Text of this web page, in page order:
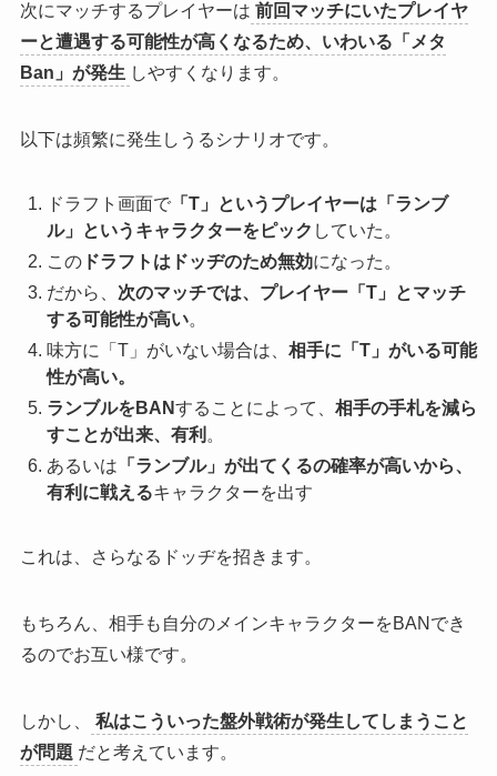
次にマッチするプレイヤーは 前回マッチにいたプレイヤ
ーと遭遇する可能性が高くなるため、いわいる「メタ
Ban」が発生 しやすくなります。
以下は頻繁に発生しうるシナリオです。
ドラフト画面で「T」というプレイヤーは「ランブ
ル」というキャラクターをピック していた。
このドラフトはドッヂのため無効になった。
だから、 次のマッチでは、プレイヤー「T」とマッチ
する可能性が高い。
味方に「T」がいない場合は、 相手に「T」がいる可能
性が高い。
ランブルをBANすることによって、 相手の手札を減ら
すことが出来、有利 。
あるいは 「ランブル」が出てくるの確率が高いから、
有利に戦えるキャラクターを出す
これは、さらなるドッヂを招きます。
もちろん、相手も自分のメインキャラクターをBANでき
るのでお互い様です。
しかし、
私はこういった盤外戦術が発生してしまうこと
が問題 だと考えています。